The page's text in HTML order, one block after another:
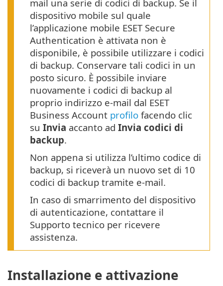
mail una serie di codici di backup. Se il
dispositivo mobile sul quale
l’applicazione mobile ESET Secure
Authentication è attivata non è
disponibile, è possibile utilizzare i codici
di backup. Conservare tali codici in un
posto sicuro. È possibile inviare
nuovamente i codici di backup al
proprio indirizzo e-mail dal ESET
Business Account profilo facendo clic
su Invia accanto ad Invia codici di
backup.
Non appena si utilizza l’ultimo codice di
backup, si riceverà un nuovo set di 10
codici di backup tramite e-mail.
In caso di smarrimento del dispositivo
di autenticazione, contattare il
Supporto tecnico per ricevere
assistenza.
Installazione e attivazione